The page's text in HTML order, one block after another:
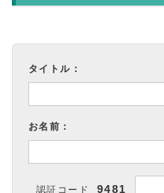
タイトル：
お名前：
認証コード 9481